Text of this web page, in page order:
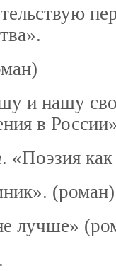
и нашу
в
. «Поэзия
(роман)
лучше»